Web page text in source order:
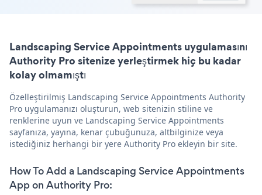
Landscaping Service Appointments uygulamasını
Authority Pro sitenize yerleştirmek hiç bu kadar
kolay olmamıştı
Özelleştirilmiş Landscaping Service Appointments Authority
Pro uygulamanızı oluşturun, web sitenizin stiline ve
renklerine uyun ve Landscaping Service Appointments
sayfanıza, yayına, kenar çubuğunuza, altbilginize veya
istediğiniz herhangi bir yere Authority Pro ekleyin bir site.
How To Add a Landscaping Service Appointments
App on Authority Pro: